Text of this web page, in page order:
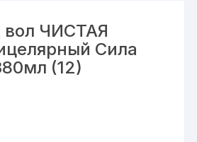
вол ЧИСТАЯ
Сила
(12)